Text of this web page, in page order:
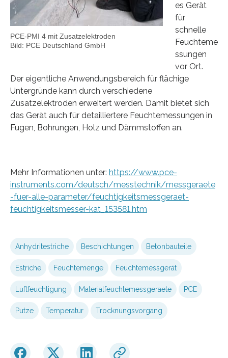
PCE-PMI 4 mit Zusatzelektroden
Bild: PCE Deutschland GmbH
es Gerät
für
schnelle
Feuchteme
ssungen
vor Ort.
Der eigentliche Anwendungsbereich für flächige
Untergründe kann durch verschiedene
Zusatzelektroden erweitert werden. Damit bietet sich
das Gerät auch für detailliertere Feuchtemessungen in
Fugen, Bohrungen, Holz und Dämmstoffen an.
Mehr Informationen unter: https://www.pce-
instruments.com/deutsch/messtechnik/messgeraete
-fuer-alle-parameter/feuchtigkeitsmessgeraet-
feuchtigkeitsmesser-kat_153581.htm
Anhydritestriche Beschichtungen Betonbauteile
Estriche Feuchtemenge Feuchtemessgerät
Luftfeuchtigung Materialfeuchtemessgeraete PCE
Putze Temperatur Trocknungsvorgang